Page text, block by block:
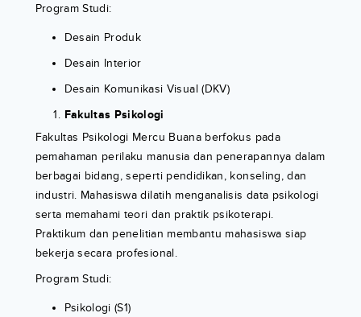
Program Studi:
Desain Produk
Desain Interior
Desain Komunikasi Visual (DKV)
Fakultas Psikologi
Fakultas Psikologi Mercu Buana berfokus pada
pemahaman perilaku manusia dan penerapannya dalam
berbagai bidang, seperti pendidikan, konseling, dan
industri. Mahasiswa dilatih menganalisis data psikologi
serta memahami teori dan praktik psikoterapi.
Praktikum dan penelitian membantu mahasiswa siap
bekerja secara profesional.
Program Studi:
Psikologi (S1)